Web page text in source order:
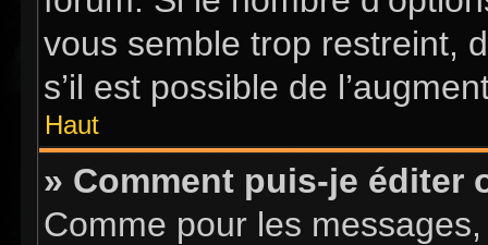
vous semble trop restreint,
s’il est possible de
Haut
» Comment puis-je éditer
Comme pour les